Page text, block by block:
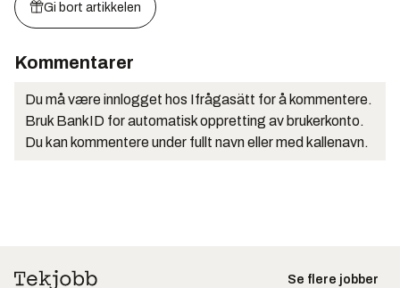
Gi bort artikkelen
Kommentarer
Du må være innlogget hos Ifrågasätt for å kommentere.
Bruk BankID for automatisk oppretting av brukerkonto.
Du kan kommentere under fullt navn eller med kallenavn.
Se flere jobber